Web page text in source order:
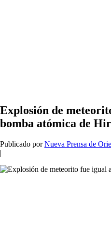
Explosión de
bomba atómica de
Publicado porNueva Prensa de
|